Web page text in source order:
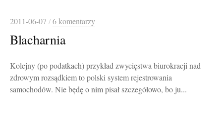
2011-06-07 /6 komentarzy
Blacharnia
Kolejny (po podatkach) przykład zwycięstwa biurokracji nad
zdrowym rozsądkiem to polski system rejestrowania
samochodów. Nie będę o nim pisał szczegółowo, bo ju...